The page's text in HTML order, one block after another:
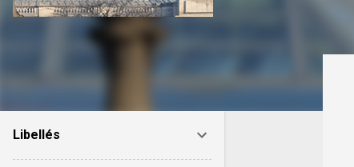
Libellés